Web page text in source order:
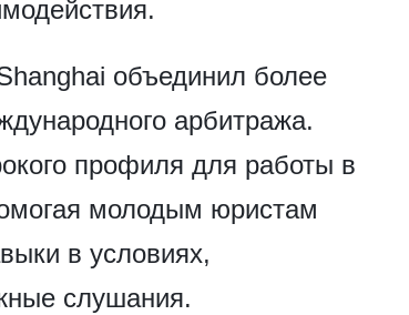
объединил более
арбитража.
профиля для работы в
молодым юристам
в условиях,
слушания.